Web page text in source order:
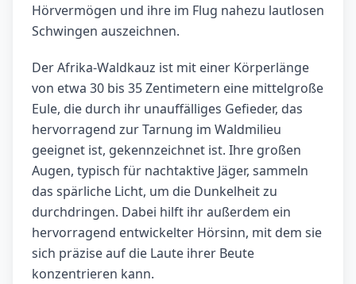
Hörvermögen und ihre im Flug nahezu lautlosen
Schwingen auszeichnen.
Der Afrika-Waldkauz ist mit einer Körperlänge
von etwa 30 bis 35 Zentimetern eine mittelgroße
Eule, die durch ihr unauffälliges Gefieder, das
hervorragend zur Tarnung im Waldmilieu
geeignet ist, gekennzeichnet ist. Ihre großen
Augen, typisch für nachtaktive Jäger, sammeln
das spärliche Licht, um die Dunkelheit zu
durchdringen. Dabei hilft ihr außerdem ein
hervorragend entwickelter Hörsinn, mit dem sie
sich präzise auf die Laute ihrer Beute
konzentrieren kann.